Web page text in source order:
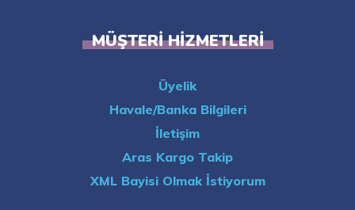
MÜŞTERI HIZMETLERI
Üyelik
Havale/Banka Bilgileri
İletişim
Aras Kargo Takip
XML Bayisi Olmak İstiyorum